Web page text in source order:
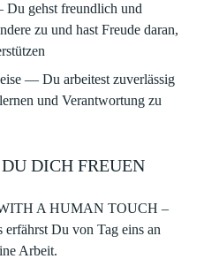
gehst freundlich und
zu und hast Freude daran,
— Du arbeitest zuverlässig
und Verantwortung zu
DICH FREUEN
A HUMAN TOUCH –
erfährst Du von Tag eins an
Arbeit.